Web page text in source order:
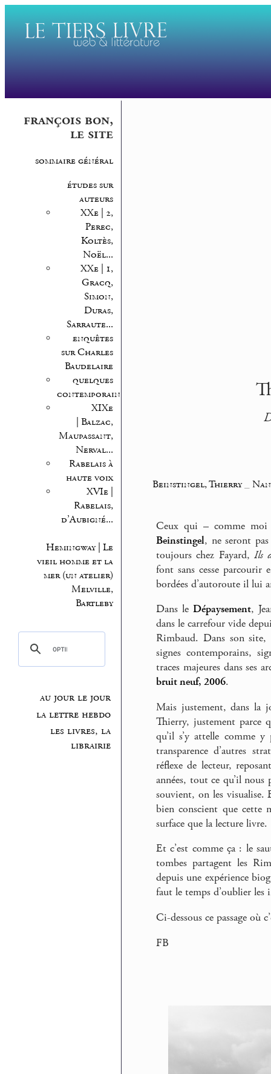
françois bon,
le site
sommaire général
études sur
auteurs
XXe | 2,
Perec,
Koltès,
Noël...
XXe | 1,
Gracq,
Simon,
Duras,
Sarraute...
enquêtes
sur Charles
Baudelaire
quelques
contemporains
XIXe
| Balzac,
Maupassant,
Nerval...
Rabelais à
haute voix
XVIe |
Rabelais,
d’Aubigné...
Hemingway | Le
vieil homme et la
mer (un atelier)
Melville,
Bartleby
au jour le jour
la lettre hebdo
les livres, la
librairie
Beinstingel, Thierry
Ceux qui – comme moi
Beinstingel, ne seront
toujours chez Fayard, Ils
font sans cesse
bordées d’autoroute il lui
Dans le Dépaysement,
dans le carrefour vide
Rimbaud. Dans son
signes contemporains,
traces majeures dans ses
bruit neuf, 2006.
Mais justement, dans la
Thierry, justement parce
qu’il s’y attelle comme
transparence d’autres
réflexe de lecteur,
années, tout ce qu’il nous
souvient, on les
bien conscient que cette
surface que la lecture livre.
Et c’est comme ça : le
tombes partagent les
depuis une expérience
faut le temps d’oublier les
Ci-dessous ce passage où
FB